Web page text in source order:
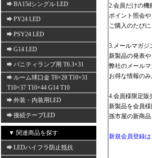
BA15dシングル LED
PY24 LED
PSY24 LED
G14 LED
バニティランプ用 T6.3×31
ルーム球口金 T8×28 T10×31
T10×37 T10×44 G14 T10
外装・内装用LED
接続テープLED
▼ 関連商品を探す
LEDハイフラ防止抵抗
2.会員だけの機
ポイント照会
ご購入のたび
3.メールマガジ
新製品の発表
弊社のメールマ
お得な情報の
4.会員様限定販
新製品を会員様
孫市屋の新商
新規会員登録は